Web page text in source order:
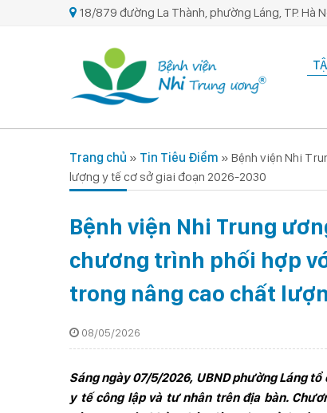
18/879 đường La Thành, phường Láng, TP. Hà
Trang chủ » Tin Tiêu Điểm » Bệnh viện Nhi
lượng y tế cơ sở giai đoạn 2026-2030
Bệnh viện Nhi Trung
chương trình phối hợp
trong nâng cao chất
08/05/2026
Sáng ngày 07/5/2026, UBND phường Láng
y tế công lập và tư nhân trên địa bàn.